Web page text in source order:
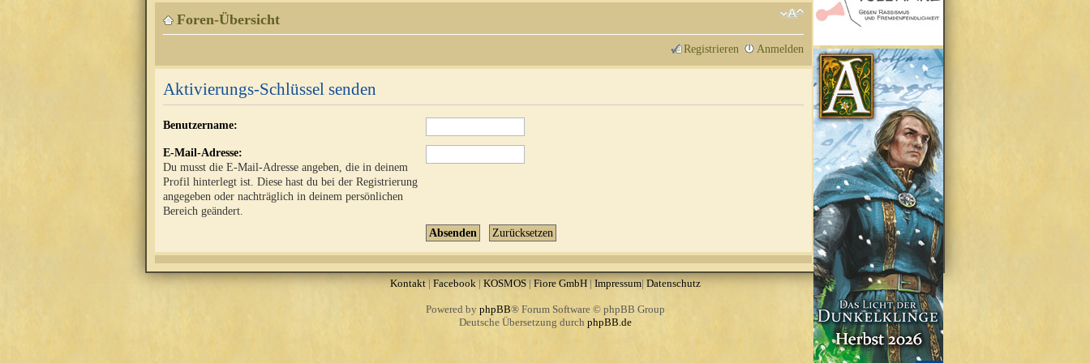
Foren-Übersicht
Registrieren Anmelden
Aktivierungs-Schlüssel senden
Benutzername:
E-Mail-Adresse:
Du musst die E-Mail-Adresse angeben, die in deinem
Profil hinterlegt ist. Diese hast du bei der Registrierung
angegeben oder nachträglich in deinem persönlichen
Bereich geändert.
Kontakt|Facebook | KOSMOS| Fiore GmbH| Impressum| Datenschutz
Powered by phpBB® Forum Software © phpBB Group
Deutsche Übersetzung durch phpBB.de